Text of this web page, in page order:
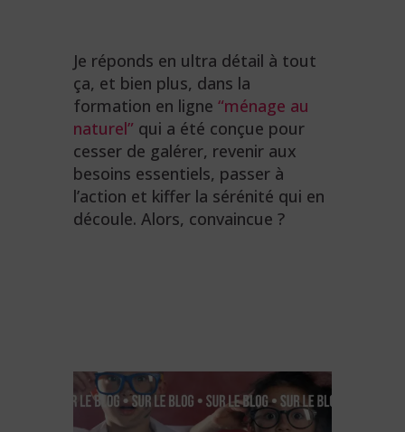
Je réponds en ultra détail à tout
ça, et bien plus, dans la
formation en ligne “ménage au
naturel”qui a été conçue pour
cesser de galérer, revenir aux
besoins essentiels, passer à
l’action et kiffer la sérénité qui en
découle. Alors, convaincue ?